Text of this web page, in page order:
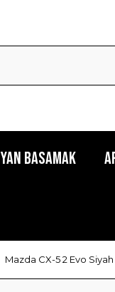
Yan Basamak
Mazda CX-5 2 Evo